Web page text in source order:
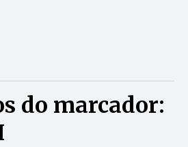
do marcador: